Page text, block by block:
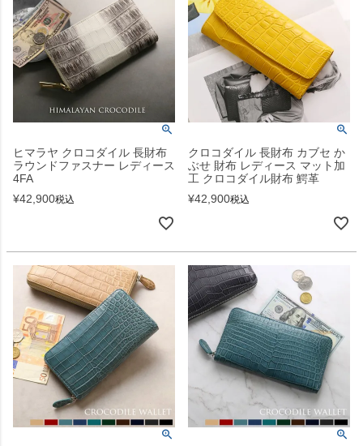
ヒマラヤ クロコダイル 長財布
ラウンドファスナー レディース
4FA
¥42,900税込
クロコダイル 長財布 カブセ か
ぶせ 財布 レディース マット加
工 クロコダイル財布 鰐革
¥42,900税込